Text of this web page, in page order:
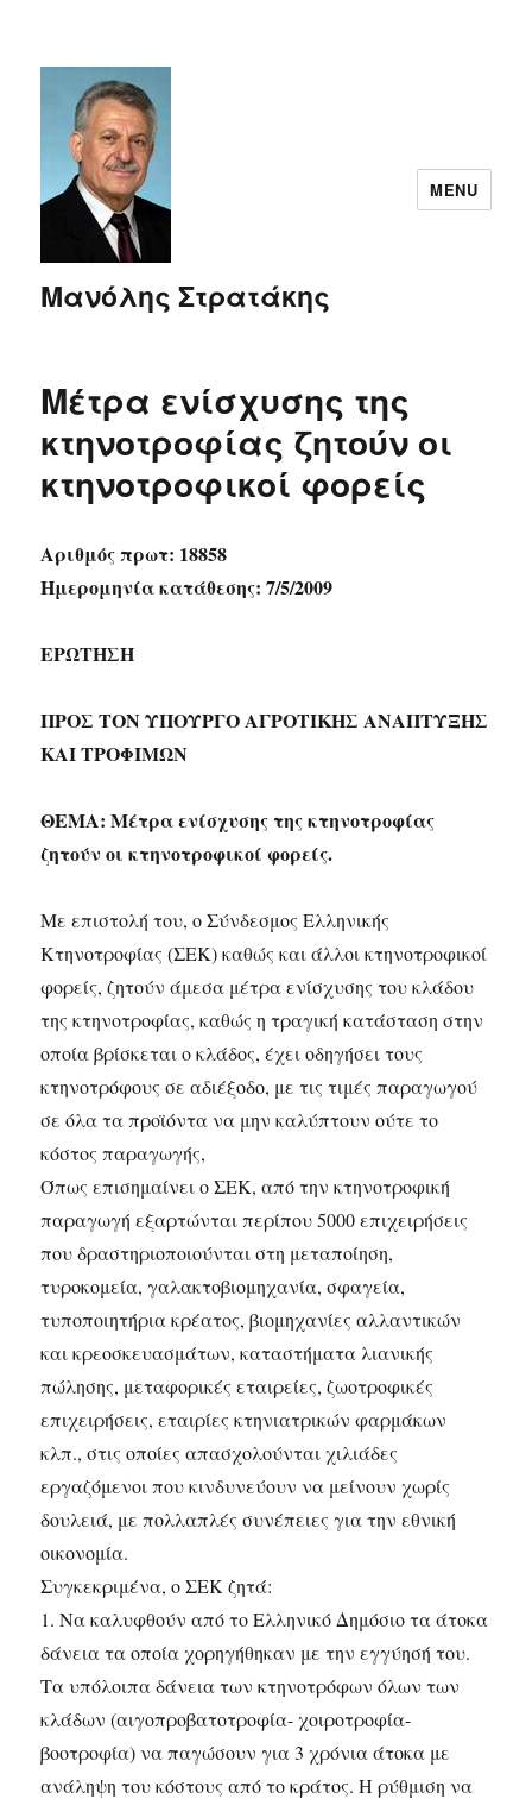
Μανόλης Στρατάκης
MENU
Μέτρα ενίσχυσης της
κτηνοτροφίας ζητούν οι
κτηνοτροφικοί φορείς
Αριθμός πρωτ: 18858
Ημερομηνία κατάθεσης: 7/5/2009
ΕΡΩΤΗΣΗ
ΠΡΟΣ ΤΟΝ ΥΠΟΥΡΓΟ ΑΓΡΟΤΙΚΗΣ ΑΝΑΠΤΥΞΗΣ
ΚΑΙ ΤΡΟΦΙΜΩΝ
ΘΕΜΑ: Μέτρα ενίσχυσης της κτηνοτροφίας
ζητούν οι κτηνοτροφικοί φορείς.
Με επιστολή του, ο Σύνδεσμος Ελληνικής
Κτηνοτροφίας (ΣΕΚ) καθώς και άλλοι κτηνοτροφικοί
φορείς, ζητούν άμεσα μέτρα ενίσχυσης του κλάδου
της κτηνοτροφίας, καθώς η τραγική κατάσταση στην
οποία βρίσκεται ο κλάδος, έχει οδηγήσει τους
κτηνοτρόφους σε αδιέξοδο, με τις τιμές παραγωγού
σε όλα τα προϊόντα να μην καλύπτουν ούτε το
κόστος παραγωγής,
Όπως επισημαίνει ο ΣΕΚ, από την κτηνοτροφική
παραγωγή εξαρτώνται περίπου 5000 επιχειρήσεις
που δραστηριοποιούνται στη μεταποίηση,
τυροκομεία, γαλακτοβιομηχανία, σφαγεία,
τυποποιητήρια κρέατος, βιομηχανίες αλλαντικών
και κρεοσκευασμάτων, καταστήματα λιανικής
πώλησης, μεταφορικές εταιρείες, ζωοτροφικές
επιχειρήσεις, εταιρίες κτηνιατρικών φαρμάκων
κλπ., στις οποίες απασχολούνται χιλιάδες
εργαζόμενοι που κινδυνεύουν να μείνουν χωρίς
δουλειά, με πολλαπλές συνέπειες για την εθνική
οικονομία.
Συγκεκριμένα, ο ΣΕΚ ζητά:
1. Να καλυφθούν από το Ελληνικό Δημόσιο τα άτοκα
δάνεια τα οποία χορηγήθηκαν με την εγγύησή του.
Τα υπόλοιπα δάνεια των κτηνοτρόφων όλων των
κλάδων (αιγοπροβατοτροφία- χοιροτροφία-
βοοτροφία) να παγώσουν για 3 χρόνια άτοκα με
ανάληψη του κόστους από το κράτος. Η ρύθμιση να